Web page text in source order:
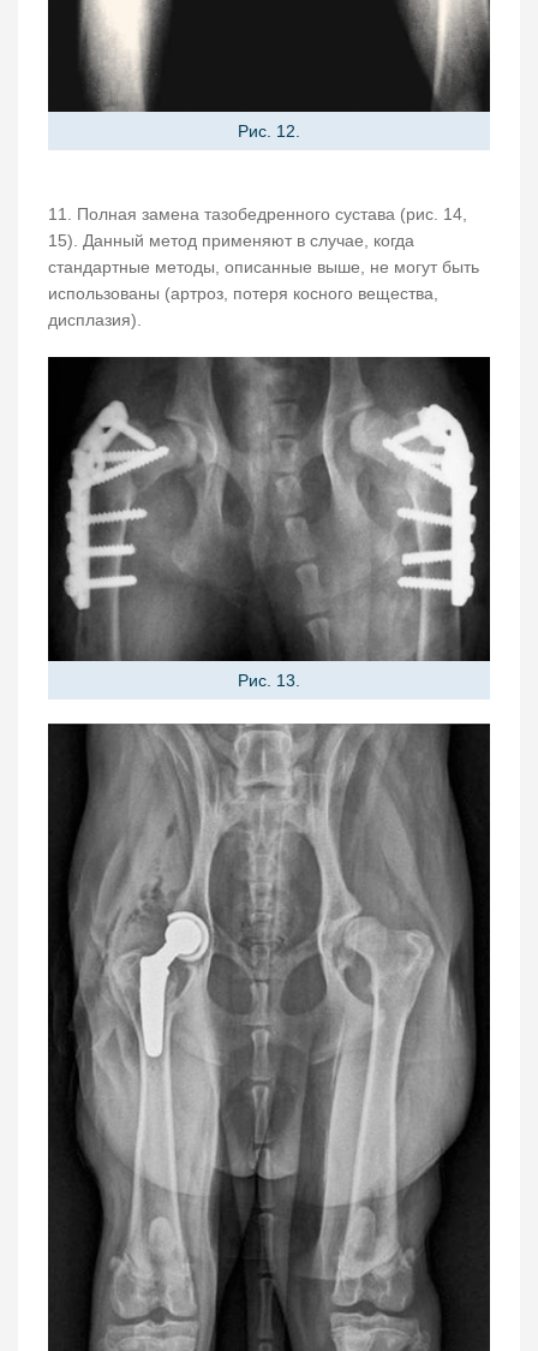
Рис. 12.
11. Полная замена тазобедренного сустава (рис. 14,
15). Данный метод применяют в случае, когда
стандартные методы, описанные выше, не могут быть
использованы (артроз, потеря косного вещества,
дисплазия).
Рис. 13.